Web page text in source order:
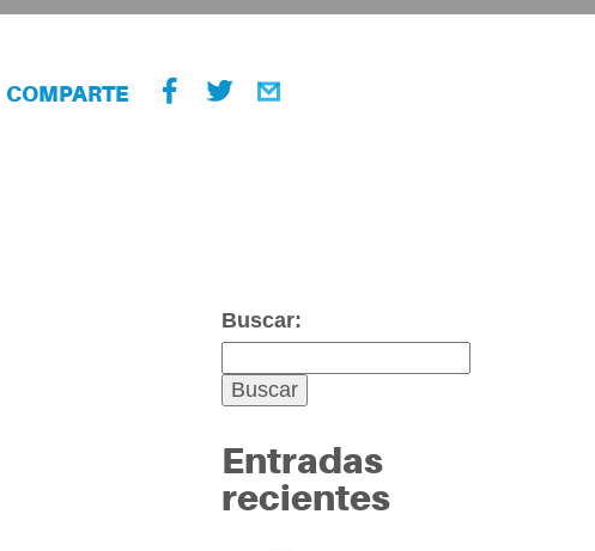
COMPARTE
Buscar:
Entradas
recientes